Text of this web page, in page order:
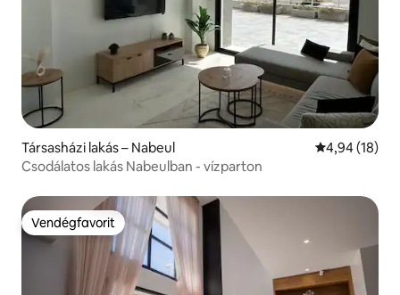
Társasházi lakás – Nabeul‎ Átlagos
4,94 (18)
Csodálatos lakás Nabeulban - vízparton
Vendégfavorit
Vendégfavorit